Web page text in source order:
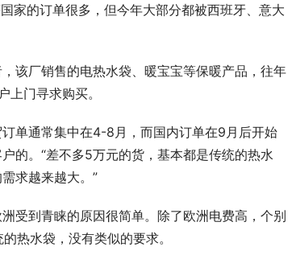
家的订单很多，但今年大部分都被西班牙、意大
该厂销售的电热水袋、暖宝宝等保暖产品，往年
门寻求购买。
单通常集中在4-8月，而国内订单在9月后开始
的。“差不多5万元的货，基本都是传统的热水
求越来越大。”
受到青睐的原因很简单。除了欧洲电费高，个别
热水袋，没有类似的要求。